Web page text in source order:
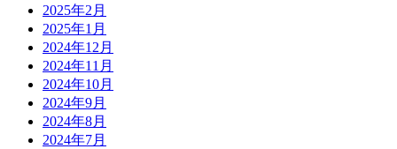
2025年2月
2025年1月
2024年12月
2024年11月
2024年10月
2024年9月
2024年8月
2024年7月